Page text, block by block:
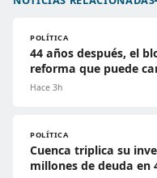
POLÍTICA
44 años después, el
reforma que puede
Hace 3h
POLÍTICA
Cuenca triplica su
millones de deuda en